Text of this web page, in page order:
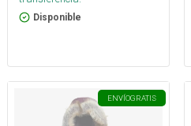
Disponible
ENVÍOGRATIS